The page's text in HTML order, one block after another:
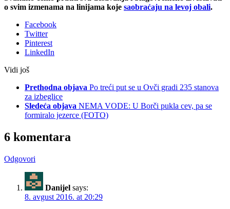
o svim izmenama na linijama koje saobraćaju na levoj obali.
Facebook
Twitter
Pinterest
LinkedIn
Vidi još
Prethodna objava Po treći put se u Ovči gradi 235 stanova
za izbeglice
Sledeća objava NEMA VODE: U Borči pukla cev, pa se
formiralo jezerce (FOTO)
6 komentara
Odgovori
Danijel says:
8. avgust 2016. at 20:29